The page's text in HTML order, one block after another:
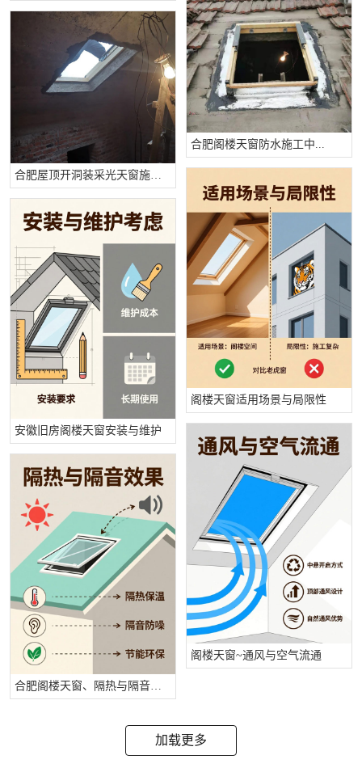
合肥阁楼天窗防水施工中...
合肥屋顶开洞装采光天窗施工中...
阁楼天窗适用场景与局限性
安徽旧房阁楼天窗安装与维护
阁楼天窗~通风与空气流通
合肥阁楼天窗、隔热与隔音效果说明
加载更多